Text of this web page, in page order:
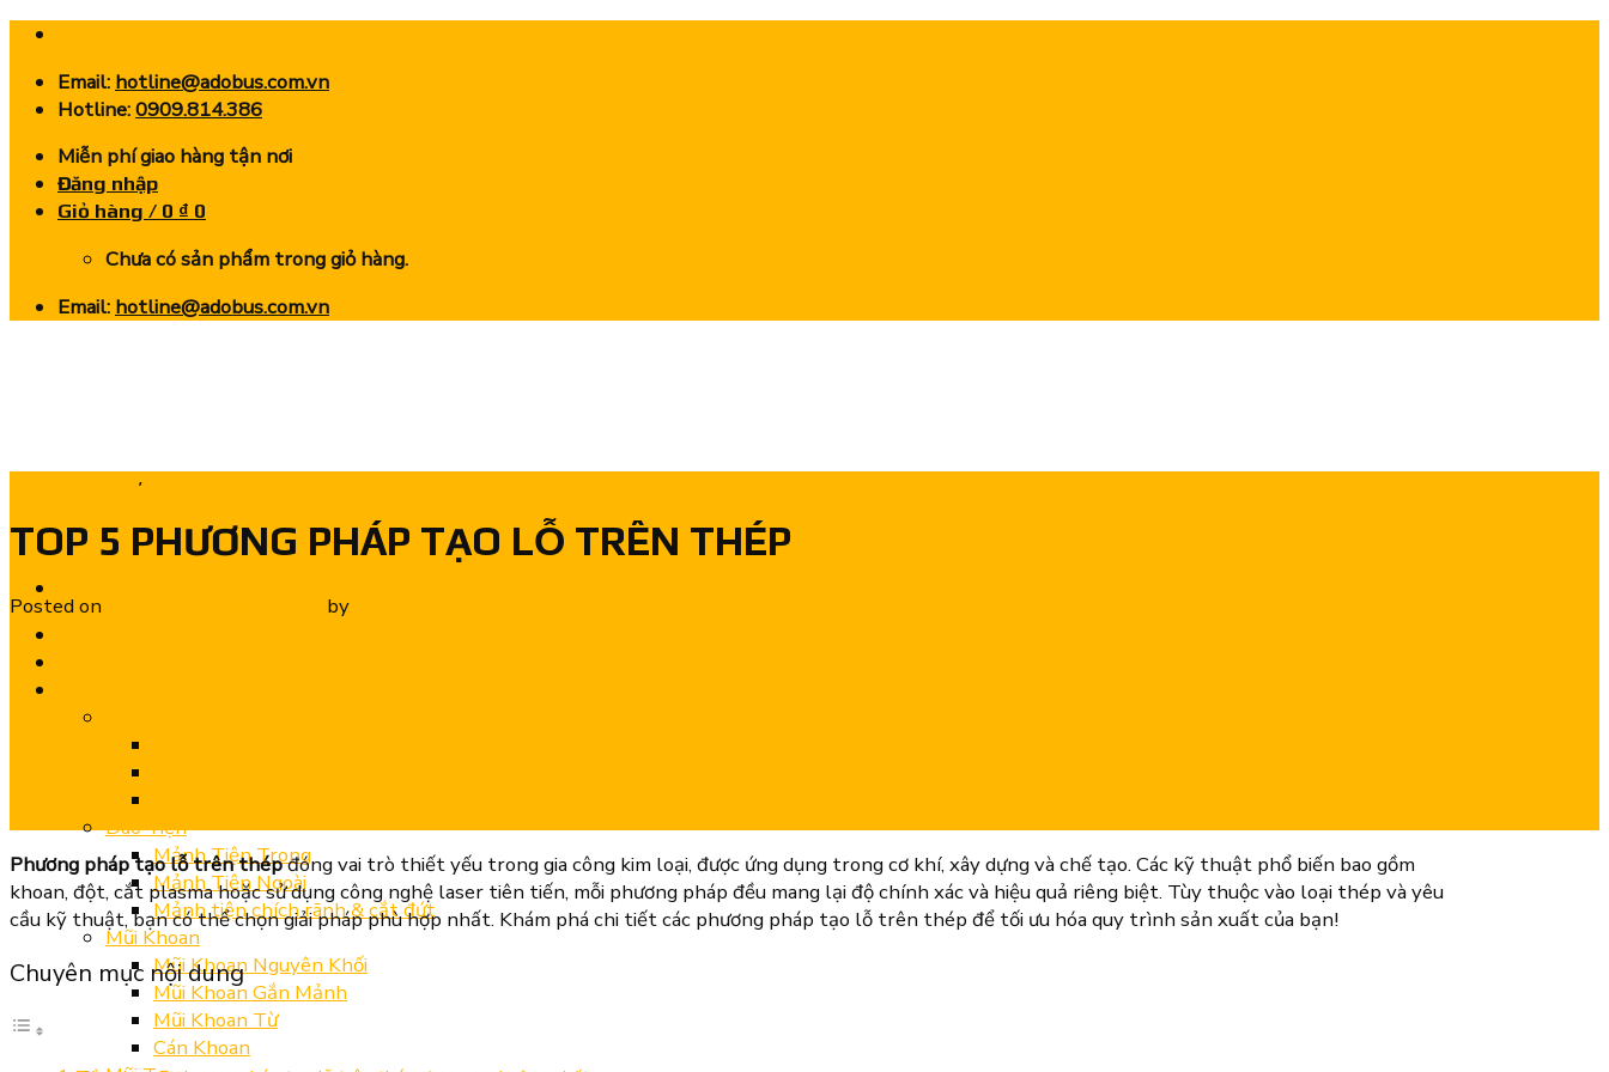
Skip
contentEmail: hotline@adobus.com.vn
Hotline:0909.814.386
Miễn phí giao hàng tận nơi
Đăng nhập
Giỏ hàng / 0 ₫ 0
Chưa có sản phẩm trong giỏ hàng.
Email: hotline@adobus.com.vn
Dao Tiện
Mảnh Tiện Trong
Mảnh Tiện Ngoài
Mảnh tiện chích rãnh & cắt đứt
Mũi Khoan
Mũi Khoan Nguyên Khối
Mũi Khoan Gắn Mảnh
Mũi Khoan Từ
Cán Khoan
,
TOP 5 PHƯƠNG PHÁP TẠO LỖ TRÊN THÉP
Posted on by
Phương pháp tạo lỗ trên thépđóng vai trò thiết yếu trong gia công kim loại, được ứng dụng trong cơ khí, xây dựng và chế tạo. Các kỹ thuật phổ biến bao gồm
khoan, đột, cắt plasma hoặc sử dụng công nghệ laser tiên tiến, mỗi phương pháp đều mang lại độ chính xác và hiệu quả riêng biệt. Tùy thuộc vào loại thép và yêu
cầu kỹ thuật, bạn có thể chọn giải pháp phù hợp nhất. Khám phá chi tiết các phương pháp tạo lỗ trên thép để tối ưu hóa quy trình sản xuất của bạn!
Chuyên mục nội dung